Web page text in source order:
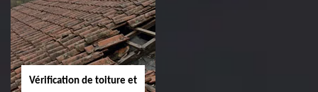
Vérification de toiture et